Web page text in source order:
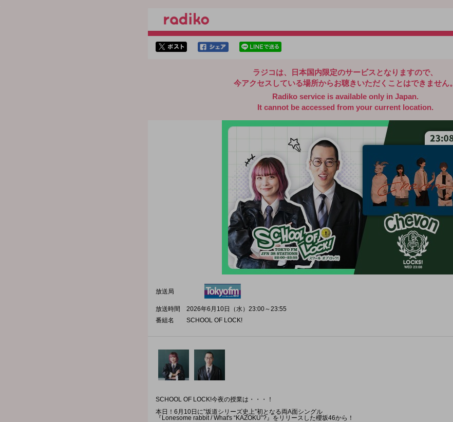
ラジコは、日本国内限定のサービスとなりますので、
今アクセスしている場所からお聴きいただくことはできません。
Radiko service is available only in Japan.
It cannot be accessed from your current location.
放送局
放送時間
2026年6月10日（水）23:00～23:55
番組名
SCHOOL OF LOCK!
SCHOOL OF LOCK!今夜の授業は・・・！
本日！6月10日に”坂道シリーズ史上”初となる両A面シングル
『Lonesome rabbit / What's “KAZOKU”?』をリリースした櫻坂46から！